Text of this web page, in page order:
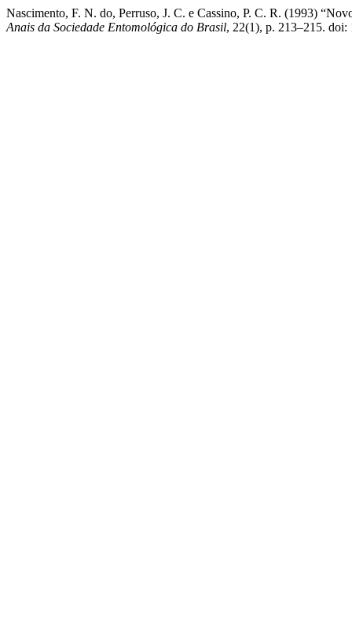
Nascimento, F. N. do, Perruso, J. C. e Cassino, P. C. R. (1993)
Anais da Sociedade Entomológica do Brasil, 22(1), p. 213–215.